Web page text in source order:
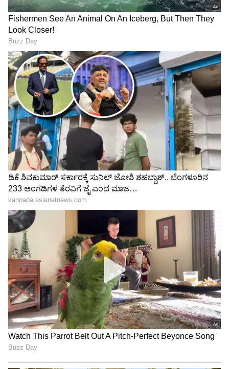
Related Articles
ಹಾಗೆ ನೋಡಬೇಡ್ರಪ್ಪ, ನಾಚಿಕೆ ಆಗ್ತದೆ ಎನ್ನುತ್ತಲೇ ರಾಘು
ಜೊತೆ Bigg Boss ರಕ್ಷಿತಾ ಶೆಟ್ಟಿ ಸಕತ್​ ಸ್ಟೆಪ್​
Bigg Boss ರಕ್ಷಿತಾ ಶೆಟ್ಟಿಗೆ ಕೂಡಿ ಬಂತು ಕಂಕಣ ಭಾಗ್ಯ?
ಗೆಜ್ಜೆ ಹಾಕಿ ಪ್ರಪೋಸ್​ ಮಾಡಿದ ನಟ ಭವಿಷ್​ ಗೌಡ
3
6
Image Credit :Instagram
ಭರ್ಜರಿಯಾಗಿ ಸೀಮಂತ
ಹೆಣ್ಣುಮಕ್ಕಳ ಸೀಮಂತದಂತೆಯೇ ಭರ್ಜರಿಯಾಗಿ ಹಸುವಿನ